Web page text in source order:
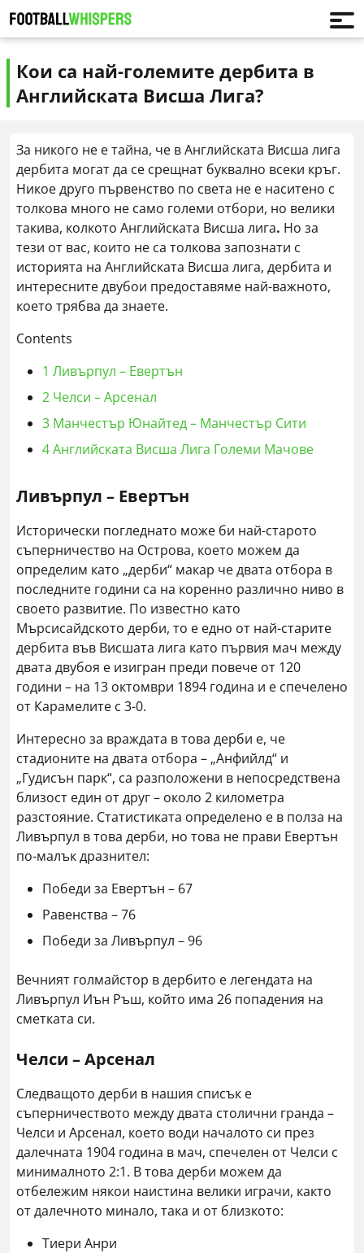
Кои са най-големите дербита в
Английската Висша Лига?
За никого не е тайна, че в Английската Висша лига
дербита могат да се срещнат буквално всеки кръг.
Никое друго първенство по света не е наситено с
толкова много не само големи отбори, но велики
такива, колкото Английската Висша лига. Но за
тези от вас, които не са толкова запознати с
историята на Английската Висша лига, дербита и
интересните двубои предоставяме най-важното,
което трябва да знаете.
Contents
1 Ливърпул – Евертън
2 Челси – Арсенал
3 Манчестър Юнайтед – Манчестър Сити
4Английската Висша Лига Големи Мачове
Ливърпул – Евертън
Исторически погледнато може би най-старото
съперничество на Острова, което можем да
определим като „дерби“ макар че двата отбора в
последните години са на коренно различно ниво в
своето развитие. По известно като
Мърсисайдското дерби, то е едно от най-старите
дербита във Висшата лига като първия мач между
двата двубоя е изигран преди повече от 120
години – на 13 октомври 1894 година и е спечелено
от Карамелите с 3-0.
Интересно за враждата в това дерби е, че
стадионите на двата отбора – „Анфийлд“ и
„Гудисън парк“, са разположени в непосредствена
близост един от друг – около 2 километра
разстояние. Статистиката определено е в полза на
Ливърпул в това дерби, но това не прави Евертън
по-малък дразнител:
Победи за Евертън – 67
Равенства – 76
Победи за Ливърпул – 96
Вечният голмайстор в дербито е легендата на
Ливърпул Иън Ръш, който има 26 попадения на
сметката си.
Челси – Арсенал
Следващото дерби в нашия списък е
съперничеството между двата столични гранда –
Челси и Арсенал, което води началото си през
далечната 1904 година в мач, спечелен от Челси с
минималното 2:1. В това дерби можем да
отбележим някои наистина велики играчи, както
от далечното минало, така и от близкото:
Тиери Анри